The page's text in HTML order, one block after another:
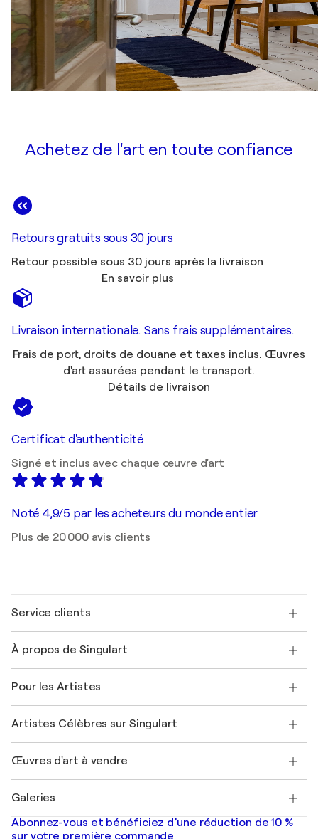
Achetez de l'art en toute confiance
Retours gratuits sous 30 jours
Retour possible sous 30 jours après la livraison
En savoir plus
Livraison internationale. Sans frais supplémentaires.
Frais de port, droits de douane et taxes inclus. Œuvres
d'art assurées pendant le transport.
Détails de livraison
Certificat d'authenticité
Signé et inclus avec chaque œuvre d'art
Noté 4,9/5 par les acheteurs du monde entier
Plus de 20 000 avis clients
Service clients
Expédition
Offrir une carte cadeau
Rejoignez notre programme commercial
Mon compte
+33 1 76 44 06 42
À propos de Singulart
FAQ
Magazine Singulart
Emplois
Découvrez une sélection d'art original
Pour les Artistes
Se connecter en tant qu'Artiste
Artistes Célèbres sur Singulart
Marc Chagall
Banksy
Mr. Brainwash
Shepard Fairey
Œuvres d'art à vendre
Tableaux abstraits à vendre
Peintures de paysage
Galeries
Galeries d'art en France
Galeries d'art en Belgique
Abonnez-vous et bénéficiez d’une réduction de 10 %
sur votre première commande